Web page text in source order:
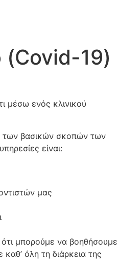
19)
μέσω ενός κλινικού
των βασικών σκοπών των
είναι:
μας
μπορούμε να βοηθήσουμε
όλη τη διάρκεια της